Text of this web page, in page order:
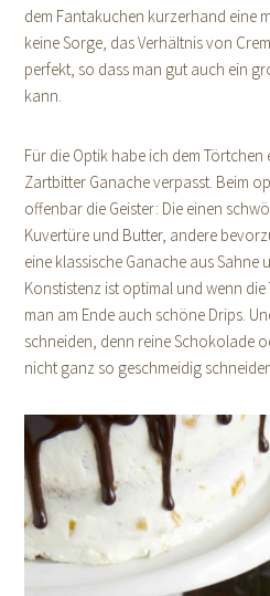
dem Fantakuchen kurzerhand eine
keine Sorge, das Verhältnis von
perfekt, so dass man gut auch ein
kann.
Für die Optik habe ich dem
Zartbitter Ganache verpasst. Beim
offenbar die Geister: Die einen
Kuvertüre und Butter, andere
eine klassische Ganache aus Sahne
Konstistenz ist optimal und wenn
man am Ende auch schöne Drips.
schneiden, denn reine Schokolade
nicht ganz so geschmeidig